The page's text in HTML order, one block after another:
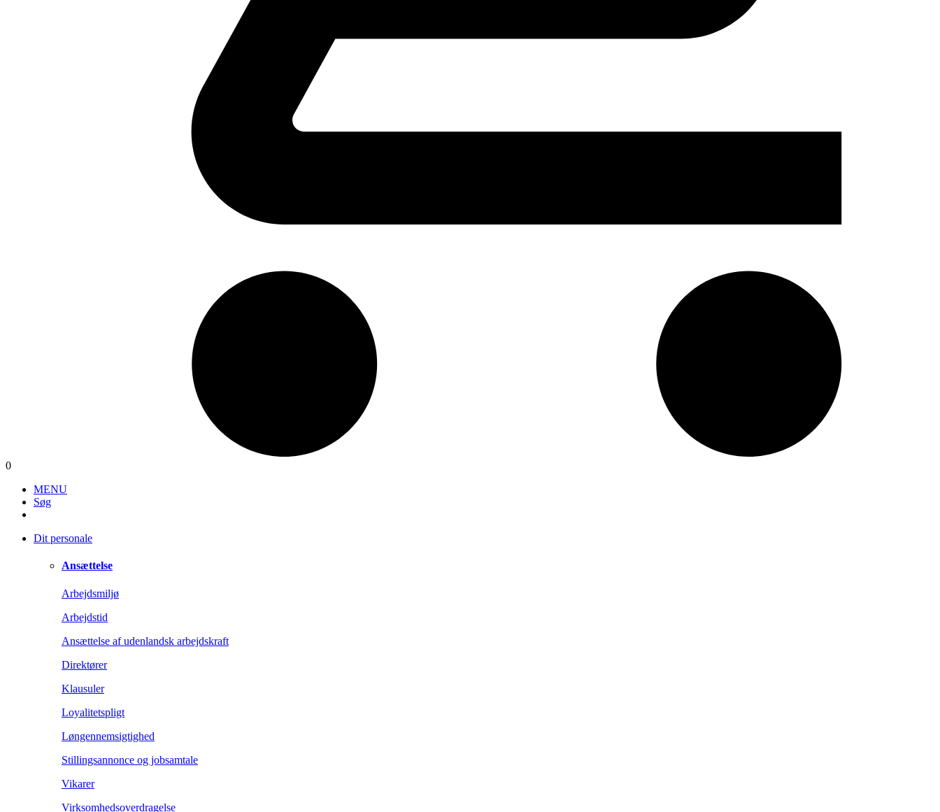
0
MENU
Søg
Dit personale
Ansættelse
Arbejdsmiljø
Arbejdstid
Ansættelse af udenlandsk arbejdskraft
Direktører
Klausuler
Loyalitetspligt
Løngennemsigtighed
Stillingsannonce og jobsamtale
Vikarer
Virksomhedsoverdragelse